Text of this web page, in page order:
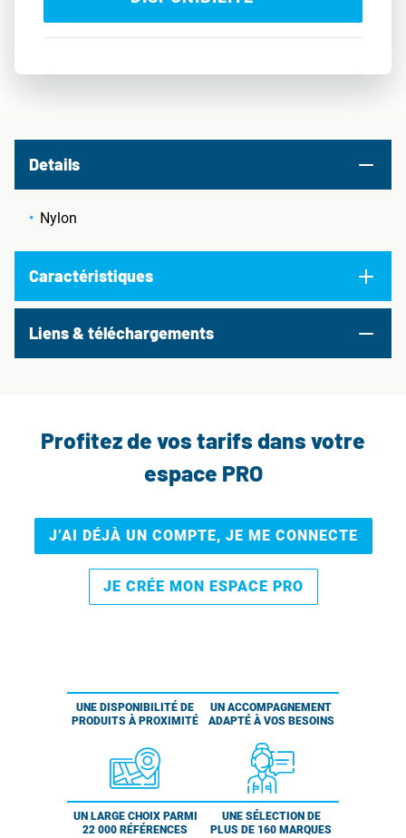
Details
Nylon
Caractéristiques
Liens & téléchargements
Profitez de vos tarifs dans votre
espace PRO
J’AI DÉJÀ UN COMPTE, JE ME CONNECTE
JE CRÉE MON ESPACE PRO
UNE DISPONIBILITÉ DE
PRODUITS À PROXIMITÉ
UN ACCOMPAGNEMENT
ADAPTÉ À VOS BESOINS
UN LARGE CHOIX PARMI
22 000 RÉFÉRENCES
UNE SÉLECTION DE
PLUS DE 160 MARQUES